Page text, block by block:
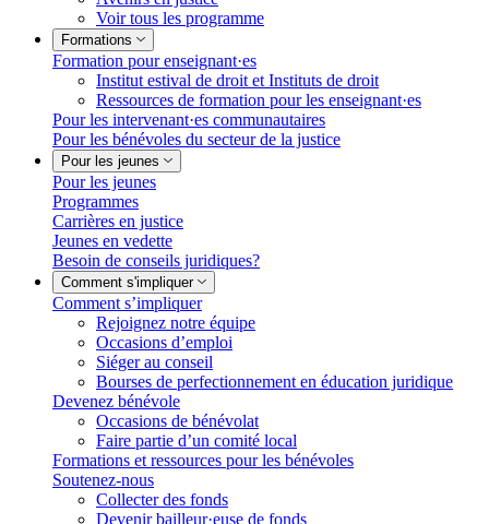
Voir tous les programme
Formations
Formation pour enseignant·es
Institut estival de droit et Instituts de droit
Ressources de formation pour les enseignant·es
Pour les intervenant·es communautaires
Pour les bénévoles du secteur de la justice
Pour les jeunes
Pour les jeunes
Programmes
Carrières en justice
Jeunes en vedette
Besoin de conseils juridiques?
Comment s'impliquer
Comment s’impliquer
Rejoignez notre équipe
Occasions d’emploi
Siéger au conseil
Bourses de perfectionnement en éducation juridique
Devenez bénévole
Occasions de bénévolat
Faire partie d’un comité local
Formations et ressources pour les bénévoles
Soutenez-nous
Collecter des fonds
Devenir bailleur·euse de fonds